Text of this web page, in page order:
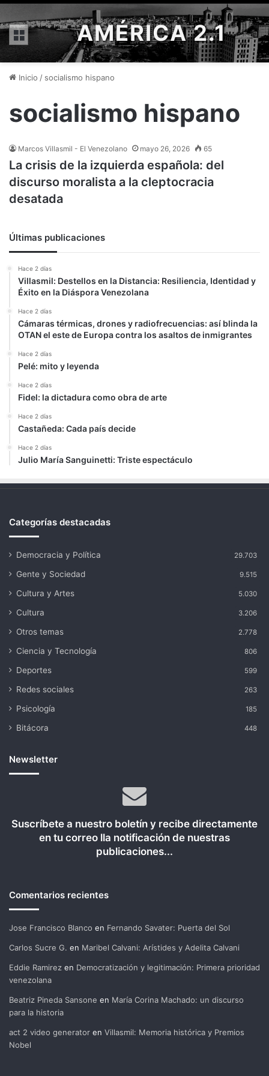
Menú AMÉRICA 2.1
Inicio / socialismo hispano
socialismo hispano
Marcos Villasmil - El Venezolano mayo 26, 2026 65
La crisis de la izquierda española: del
discurso moralista a la cleptocracia
desatada
Últimas publicaciones
Hace 2 días
Villasmil: Destellos en la Distancia: Resiliencia, Identidad y
Éxito en la Diáspora Venezolana
Hace 2 días
Cámaras térmicas, drones y radiofrecuencias: así blinda la
OTAN el este de Europa contra los asaltos de inmigrantes
Hace 2 días
Pelé: mito y leyenda
Hace 2 días
Fidel: la dictadura como obra de arte
Hace 2 días
Castañeda: Cada país decide
Hace 2 días
Julio María Sanguinetti: Triste espectáculo
Categorías destacadas
Democracia y Política 29.703
Gente y Sociedad 9.515
Cultura y Artes 5.030
Cultura 3.206
Otros temas 2.778
Ciencia y Tecnología 806
Deportes 599
Redes sociales 263
Psicología 185
Bitácora 448
Newsletter
Suscríbete a nuestro boletín y recibe directamente
en tu correo lla notificación de nuestras
publicaciones...
Comentarios recientes
Jose Francisco Blanco en Fernando Savater: Puerta del Sol
Carlos Sucre G. en Maribel Calvani: Arístides y Adelita Calvani
Eddie Ramirez en Democratización y legitimación: Primera prioridad
venezolana
Beatriz Pineda Sansone en María Corina Machado: un discurso
para la historia
act 2 video generator en Villasmil: Memoria histórica y Premios
Nobel